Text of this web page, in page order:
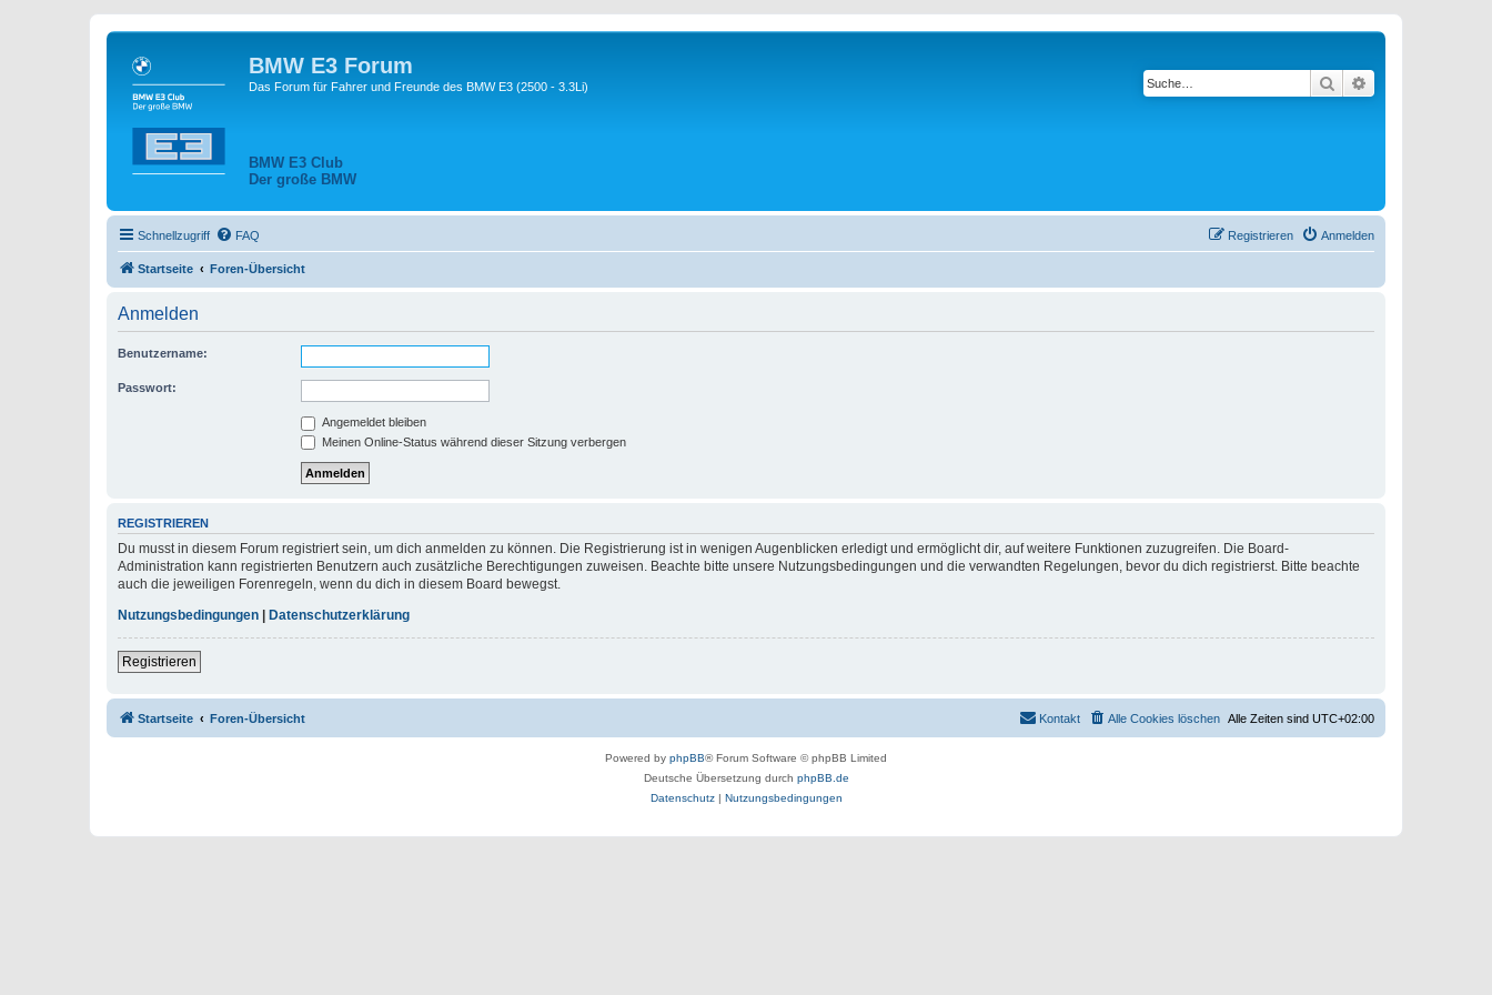
BMW E3 Forum
Das Forum für Fahrer und Freunde des BMW E3 (2500 - 3.3Li)
BMW E3 Club
Der große BMW
Suche
Schnellzugriff FAQ Anmelden
Registrieren
Startseite Foren-Übersicht
Anmelden
Benutzername:
Passwort:
Angemeldet bleiben
Meinen Online-Status während dieser Sitzung verbergen
REGISTRIEREN
Du musst in diesem Forum registriert sein, um dich anmelden zu können. Die Registrierung ist in wenigen Augenblicken erledigt und ermöglicht dir, auf weitere Funktionen zuzugreifen. Die Board-
Administration kann registrierten Benutzern auch zusätzliche Berechtigungen zuweisen. Beachte bitte unsere Nutzungsbedingungen und die verwandten Regelungen, bevor du dich registrierst. Bitte beachte
auch die jeweiligen Forenregeln, wenn du dich in diesem Board bewegst.
Nutzungsbedingungen | Datenschutzerklärung
Registrieren
Startseite Foren-Übersicht Alle Zeiten sind UTC+02:00
Alle Cookies löschen
Kontakt
Powered by phpBB® Forum Software © phpBB Limited
Deutsche Übersetzung durch phpBB.de
Datenschutz| Nutzungsbedingungen